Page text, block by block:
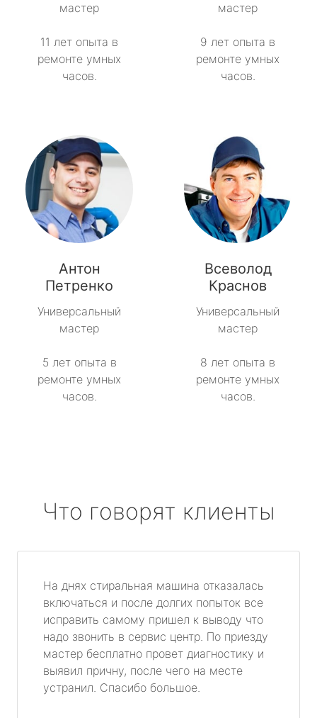
мастер
11 лет опыта в
ремонте умных
часов.
мастер
9 лет опыта в
ремонте умных
часов.
Антон
Петренко
Универсальный
мастер
5 лет опыта в
ремонте умных
часов.
Всеволод
Краснов
Универсальный
мастер
8 лет опыта в
ремонте умных
часов.
Что говорят клиенты
На днях стиральная машина отказалась
включаться и после долгих попыток все
исправить самому пришел к выводу что
надо звонить в сервис центр. По приезду
мастер бесплатно провет диагностику и
выявил причну, после чего на месте
устранил. Спасибо большое.